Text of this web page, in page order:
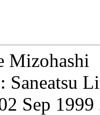
Mizohashi
Saneatsu
Sep